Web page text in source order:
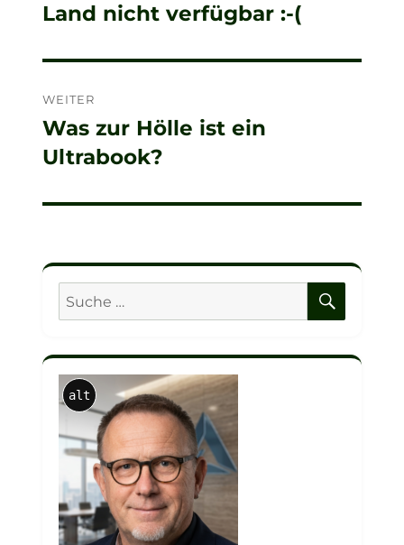
Beitrag:
Land nicht verfügbar :-(
WEITER
Nächster
Beitrag:
Was zur Hölle ist ein
Ultrabook?
Suche
nach:
alt